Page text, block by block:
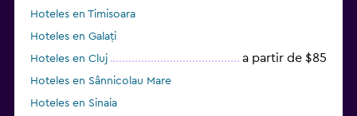
Hoteles en Timisoara
Hoteles en Galați
Hoteles en Cluj
a partir de $85
Hoteles en Sânnicolau Mare
Hoteles en Sinaia